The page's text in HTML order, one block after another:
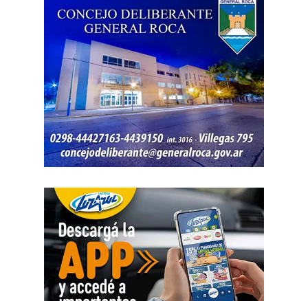
vida, como las tarifas de transporte, telefonía celular,
internet, luz y gas. Todo eso produjo una caída del salario
que tiene un impacto directo e indirecto sobre las
«Estamos viviendo una brutal disputa por el tiempo.
Mientras la reforma laboral ataca una de las conquistas
fundacionales como la jornada de 8 horas, instalando un
banco de horas flexible, que borra los límites entre lo
personal y lo laboral, debemos recurrir a varios empleos
para poder sostener la vida», dijo Chevalier y subrayó
asimétrica sobre las mujeres, provoca una crisis sobre los
cuidados y desorganiza los hogares».
Al abordar la persecución política a sindicalistas y
sindicatos, Biró sostuvo que «el Estado me ha iniciado
una persecución mediática, gremial, jurídica y personal
por ser el secretario general de la Asociación de Pilotos.